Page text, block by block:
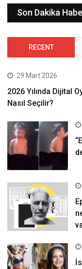
Son Dakika
RECENT
29 Mart 2026
2026 Yılında Dijital
Nasıl Seçilir?